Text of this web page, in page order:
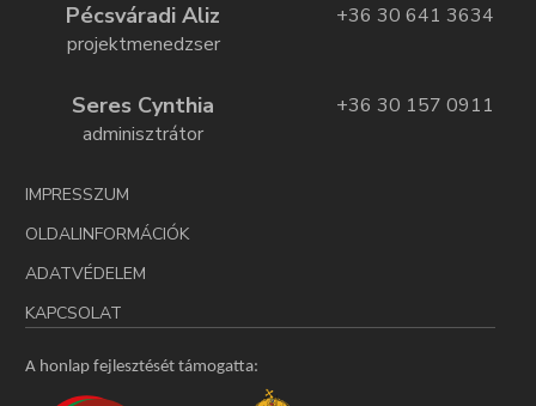
Pécsváradi Aliz
projektmenedzser
+36 30 641 3634
Seres Cynthia
adminisztrátor
+36 30 157 0911
IMPRESSZUM
OLDALINFORMÁCIÓK
ADATVÉDELEM
KAPCSOLAT
A honlap fejlesztését támogatta: